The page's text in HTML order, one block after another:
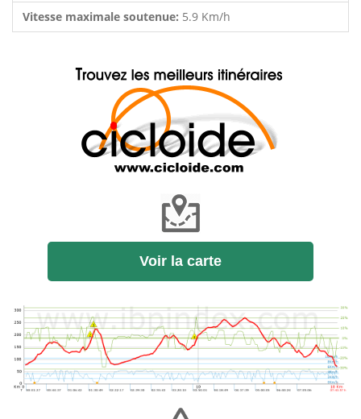
Vitesse maximale soutenue: 5.9 Km/h
Voir la carte